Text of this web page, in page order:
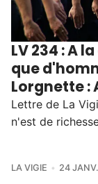
LV 234 : A
que
Lorgnette :
Lettre de La
n'est de
LA VIGIE 24